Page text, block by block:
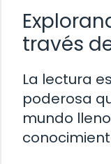
través
La lectura
poderosa
mundo